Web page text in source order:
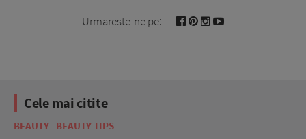
Urmareste-ne pe:
Cele mai citite
BEAUTY BEAUTY TIPS